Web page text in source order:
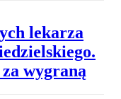
lekarza
wygraną